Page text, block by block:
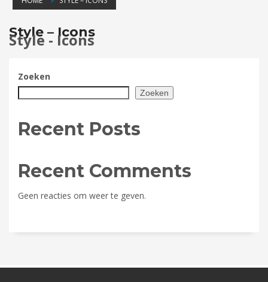
Style – Icons
Style - Icons
Zoeken
Zoeken
Recent Posts
Recent Comments
Geen reacties om weer te geven.